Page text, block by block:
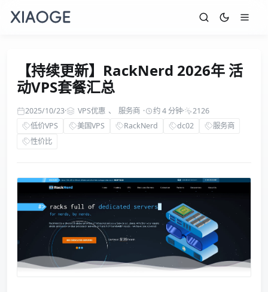
【持续更新】RackNerd 2026年 活
动VPS套餐汇总
2025/10/23· VPS优惠 、 服务商 · 约 4 分钟·
2126
低价VPS
美国VPS RackNerd dc02
服务商
性价比